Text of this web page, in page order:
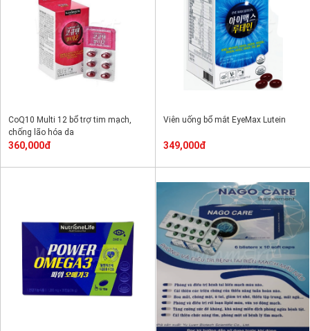
CoQ10 Multi 12 bổ trợ tim mạch,
chống lão hóa da
360,000đ
Viên uống bổ mắt EyeMax Lutein
349,000đ